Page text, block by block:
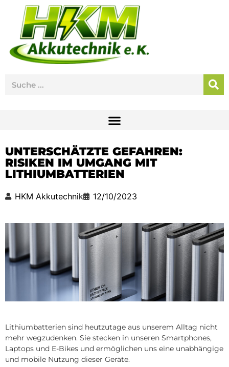
UNTERSCHÄTZTE GEFAHREN:
RISIKEN IM UMGANG MIT
LITHIUMBATTERIEN
HKM Akkutechnik 12/10/2023
Lithiumbatterien sind heutzutage aus unserem Alltag nicht
mehr wegzudenken. Sie stecken in unseren Smartphones,
Laptops und E-Bikes und ermöglichen uns eine unabhängige
und mobile Nutzung dieser Geräte.